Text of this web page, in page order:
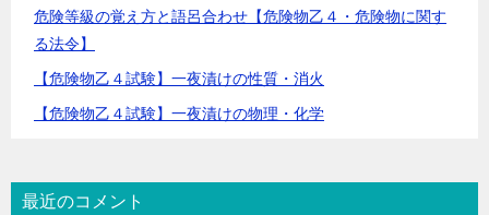
危険等級の覚え方と語呂合わせ【危険物乙４・危険物に関す
る法令】
【危険物乙４試験】一夜漬けの性質・消火
【危険物乙４試験】一夜漬けの物理・化学
最近のコメント